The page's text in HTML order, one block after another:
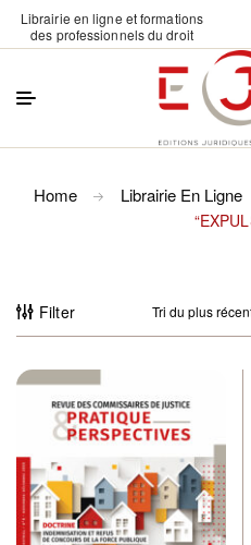
Librairie en ligne et formations
des professionnels du droit
Home Librairie En Ligne
Filter